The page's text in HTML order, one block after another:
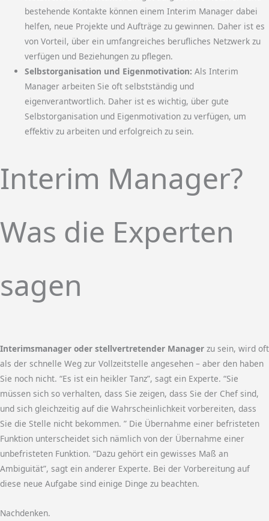
bestehende Kontakte können einem Interim Manager dabei
helfen, neue Projekte und Aufträge zu gewinnen. Daher ist es
von Vorteil, über ein umfangreiches berufliches Netzwerk zu
verfügen und Beziehungen zu pflegen.
Selbstorganisation und Eigenmotivation: Als Interim
Manager arbeiten Sie oft selbstständig und
eigenverantwortlich. Daher ist es wichtig, über gute
Selbstorganisation und Eigenmotivation zu verfügen, um
effektiv zu arbeiten und erfolgreich zu sein.
Interim Manager?
Was die Experten
sagen
Interimsmanager oder stellvertretender Manager zu sein, wird oft
als der schnelle Weg zur Vollzeitstelle angesehen – aber den haben
Sie noch nicht. “Es ist ein heikler Tanz”, sagt ein Experte. “Sie
müssen sich so verhalten, dass Sie zeigen, dass Sie der Chef sind,
und sich gleichzeitig auf die Wahrscheinlichkeit vorbereiten, dass
Sie die Stelle nicht bekommen. ” Die Übernahme einer befristeten
Funktion unterscheidet sich nämlich von der Übernahme einer
unbefristeten Funktion. “Dazu gehört ein gewisses Maß an
Ambiguität”, sagt ein anderer Experte. Bei der Vorbereitung auf
diese neue Aufgabe sind einige Dinge zu beachten.
Nachdenken.